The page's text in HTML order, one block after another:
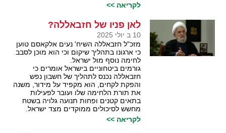
לקריאה >>
לאן פניו של חזבאללה?
10 ב יולי 2025
מזכ"ל חזבאללה השיח' נעים אלקאסם טוען
כי ארגונו בתהליך שיקום וכי הוא מוכן לסבב
לחימה נוסף מול ישראל.
גורמים ביטחוניים בישראל אומרים כי
חזבאללה נכנס לתהליך של חשבון נפש
והפקת לקחים, הוא מקפיד על מידור, משנה
את תורת הלחימה שלו ועובר לפעילות
בתאים קטנים ופחות תנועה גלויה בשטח
מחשש לסיכולים ממוקדים מצד ישראל.
לקריאה >>